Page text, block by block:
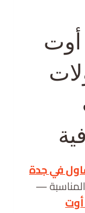
في جدة
المناسبة —